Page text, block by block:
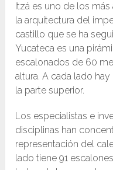
Itzá es uno de los
la arquitectura del
castillo que se ha
Yucateca es una
escalonados de 60
altura. A cada lado
la parte superior.
Los especialistas e
disciplinas han
representación del
lado tiene 91